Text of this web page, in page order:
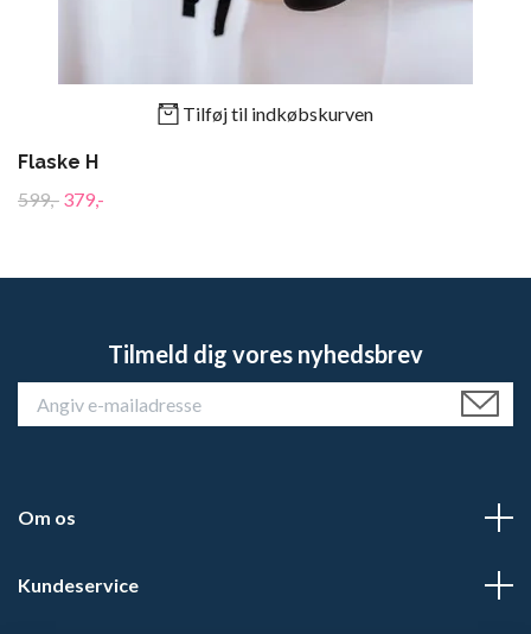
Tilføj til indkøbskurven
Flaske H
599,- 379,-
Tilmeld dig vores nyhedsbrev
Om os
Kundeservice